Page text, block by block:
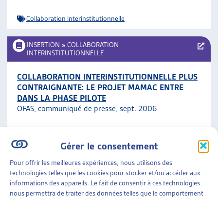
Gérer le consentement
Pour offrir les meilleures expériences, nous utilisons des
technologies telles que les cookies pour stocker et/ou accéder aux
informations des appareils. Le fait de consentir à ces technologies
nous permettra de traiter des données telles que le comportement
Collaboration interinstitutionnelle
INSERTION » COLLABORATION
INTERINSTITUTIONNELLE
COLLABORATION INTERINSTITUTIONNELLE PLUS
CONTRAIGNANTE: LE PROJET MAMAC ENTRE
DANS LA PHASE PILOTE
OFAS, communiqué de presse, sept. 2006
INSERTION»COLLABORATION
INTERINSTITUTIONNELLE
PROJET D’ENSEMBLE CII-MAMAC: